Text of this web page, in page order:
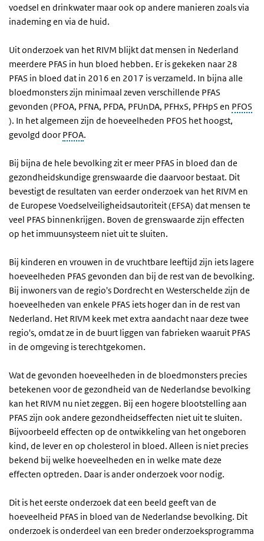
voedsel en drinkwater maar ook op andere manieren zoals via
inademing en via de huid.
Uit onderzoek van het RIVM blijkt dat mensen in Nederland
meerdere PFAS in hun bloed hebben. Er is gekeken naar 28
PFAS in bloed dat in 2016 en 2017 is verzameld. In bijna alle
bloedmonsters zijn minimaal zeven verschillende PFAS
gevonden (PFOA, PFNA, PFDA, PFUnDA, PFHxS, PFHpS en PFOS
). In het algemeen zijn de hoeveelheden PFOS het hoogst,
gevolgd door PFOA.
Bij bijna de hele bevolking zit er meer PFAS in bloed dan de
gezondheidskundige grenswaarde die daarvoor bestaat. Dit
bevestigt de resultaten van eerder onderzoek van het RIVM en
de Europese Voedselveiligheidsautoriteit (EFSA) dat mensen te
veel PFAS binnenkrijgen. Boven de grenswaarde zijn effecten
op het immuunsysteem niet uit te sluiten.
Bij kinderen en vrouwen in de vruchtbare leeftijd zijn iets lagere
hoeveelheden PFAS gevonden dan bij de rest van de bevolking.
Bij inwoners van de regio's Dordrecht en Westerschelde zijn de
hoeveelheden van enkele PFAS iets hoger dan in de rest van
Nederland. Het RIVM keek met extra aandacht naar deze twee
regio's, omdat ze in de buurt liggen van fabrieken waaruit PFAS
in de omgeving is terechtgekomen.
Wat de gevonden hoeveelheden in de bloedmonsters precies
betekenen voor de gezondheid van de Nederlandse bevolking
kan het RIVM nu niet zeggen. Bij een hogere blootstelling aan
PFAS zijn ook andere gezondheidseffecten niet uit te sluiten.
Bijvoorbeeld effecten op de ontwikkeling van het ongeboren
kind, de lever en op cholesterol in bloed. Alleen is niet precies
bekend bij welke hoeveelheden en in welke mate deze
effecten optreden. Daar is ander onderzoek voor nodig.
Dit is het eerste onderzoek dat een beeld geeft van de
hoeveelheid PFAS in bloed van de Nederlandse bevolking. Dit
onderzoek is onderdeel van een breder onderzoeksprogramma